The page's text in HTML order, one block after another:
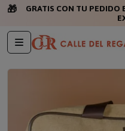
🎁
GRATIS CON TU PEDIDO